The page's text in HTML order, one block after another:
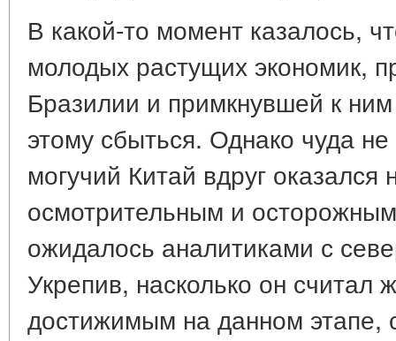
В какой-то момент казалось,
молодых растущих экономик,
Бразилии и примкнувшей к
этому сбыться. Однако чуда
могучий Китай вдруг оказался
осмотрительным и
ожидалось аналитиками с
Укрепив, насколько он считал
достижимым на данном этапе,